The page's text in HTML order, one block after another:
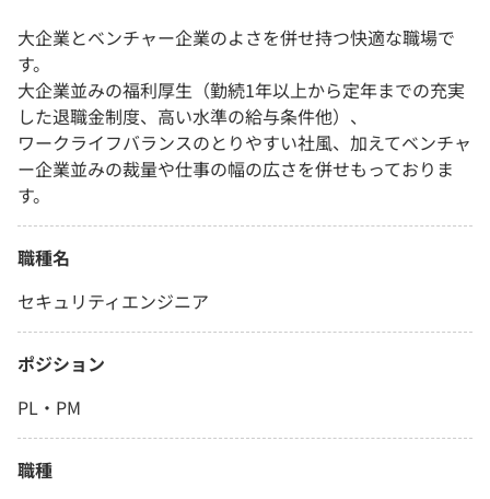
大企業とベンチャー企業のよさを併せ持つ快適な職場で
す。
大企業並みの福利厚生（勤続1年以上から定年までの充実
した退職金制度、高い水準の給与条件他）、
ワークライフバランスのとりやすい社風、加えてベンチャ
ー企業並みの裁量や仕事の幅の広さを併せもっておりま
す。
職種名
セキュリティエンジニア
ポジション
PL・PM
職種